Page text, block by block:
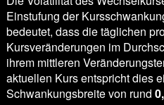
Einstufung der
bedeutet, dass die täglichen
Kursveränderungen im
ihrem mittleren
aktuellen Kurs entspricht dies
Schwankungsbreite von rund